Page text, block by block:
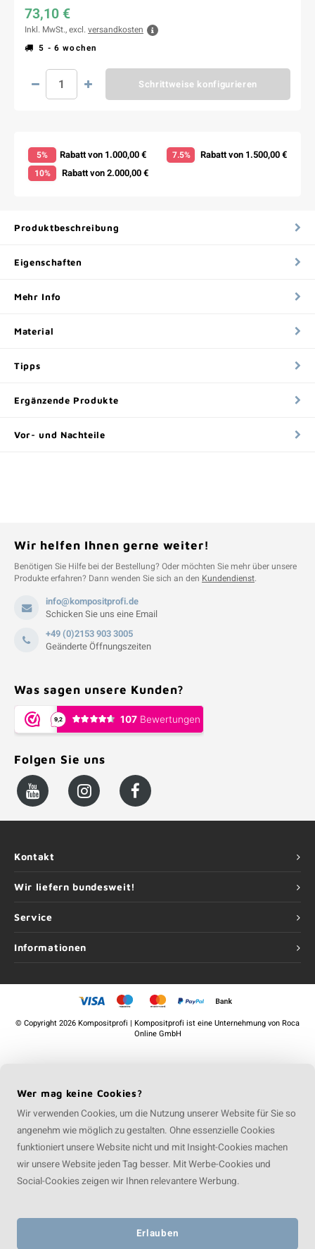
73,10 €
Inkl. MwSt., excl. versandkosten
5 - 6 wochen
Schrittweise konfigurieren
5% Rabatt von 1.000,00 € 7.5% Rabatt von 1.500,00 €
10% Rabatt von 2.000,00 €
Produktbeschreibung
Eigenschaften
Mehr Info
Material
Tipps
Ergänzende Produkte
Vor- und Nachteile
Wir helfen Ihnen gerne weiter!
Benötigen Sie Hilfe bei der Bestellung? Oder möchten Sie mehr über unsere
Produkte erfahren? Dann wenden Sie sich an den Kundendienst.
info@kompositprofi.de
Schicken Sie uns eine Email
+49 (0)2153 903 3005
Geänderte Öffnungszeiten
Was sagen unsere Kunden?
Folgen Sie uns
Kontakt
Wir liefern bundesweit!
Service
Informationen
©Copyright2026 Kompositprofi | Kompositprofi ist eine Unternehmung vonRoca
Online GmbH
Wer mag keine Cookies?
Wir verwenden Cookies, um die Nutzung unserer Website für Sie so
angenehm wie möglich zu gestalten. Ohne essenzielle Cookies
funktioniert unsere Website nicht und mit Insight-Cookies machen
wir unsere Website jeden Tag besser. Mit Werbe-Cookies und
Social-Cookies zeigen wir Ihnen relevantere Werbung.
Erlauben